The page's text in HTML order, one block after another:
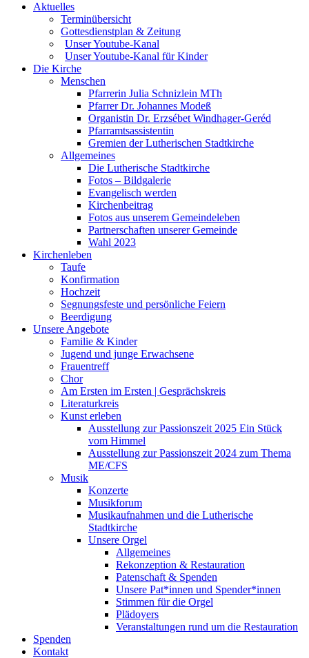
Aktuelles
Terminübersicht
Gottesdienstplan & Zeitung
Unser Youtube-Kanal
Unser Youtube-Kanal für Kinder
Die Kirche
Menschen
Pfarrerin Julia Schnizlein MTh
Pfarrer Dr. Johannes Modeß
Organistin Dr. Erzsébet Windhager-Geréd
Pfarramtsassistentin
Gremien der Lutherischen Stadtkirche
Allgemeines
Die Lutherische Stadtkirche
Fotos – Bildgalerie
Evangelisch werden
Kirchenbeitrag
Fotos aus unserem Gemeindeleben
Partnerschaften unserer Gemeinde
Wahl 2023
Kirchenleben
Taufe
Konfirmation
Hochzeit
Segnungsfeste und persönliche Feiern
Beerdigung
Unsere Angebote
Familie & Kinder
Jugend und junge Erwachsene
Frauentreff
Chor
Am Ersten im Ersten | Gesprächskreis
Literaturkreis
Kunst erleben
Ausstellung zur Passionszeit 2025 Ein Stück
vom Himmel
Ausstellung zur Passionszeit 2024 zum Thema
ME/CFS
Musik
Konzerte
Musikforum
Musikaufnahmen und die Lutherische
Stadtkirche
Unsere Orgel
Allgemeines
Rekonzeption & Restauration
Patenschaft & Spenden
Unsere Pat*innen und Spender*innen
Stimmen für die Orgel
Plädoyers
Veranstaltungen rund um die Restauration
Spenden
Kontakt